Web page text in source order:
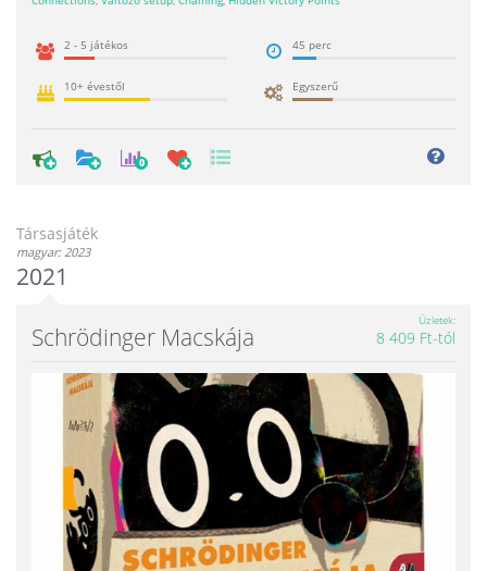
2 - 5 játékos 45 perc
10+ évestől Egyszerű
0
Társasjáték
magyar: 2023
2021
Schrödinger Macskája
Üzletek
8 409 Ft-tól